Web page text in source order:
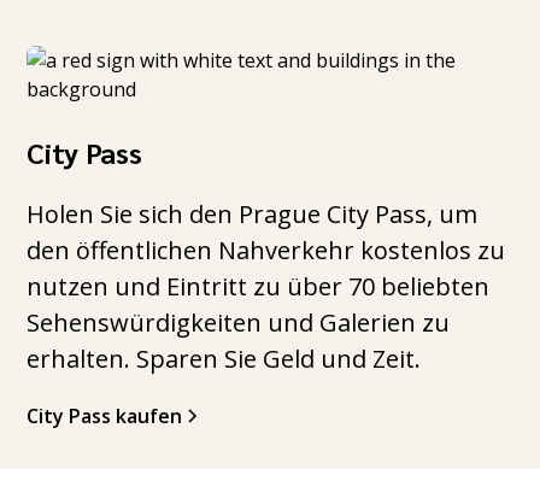
City Pass
Holen Sie sich den Prague City Pass, um
den öffentlichen Nahverkehr kostenlos zu
nutzen und Eintritt zu über 70 beliebten
Sehenswürdigkeiten und Galerien zu
erhalten. Sparen Sie Geld und Zeit.
City Pass kaufen